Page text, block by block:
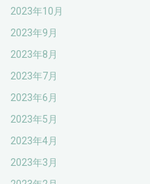
2023年10月
2023年9月
2023年8月
2023年7月
2023年6月
2023年5月
2023年4月
2023年3月